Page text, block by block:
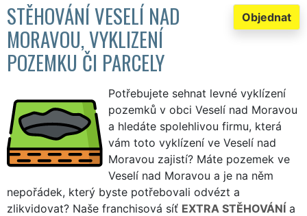
Objednat
STĚHOVÁNÍ VESELÍ NAD
MORAVOU, VYKLIZENÍ
POZEMKU ČI PARCELY
Potřebujete sehnat levné vyklízení
pozemků v obci Veselí nad Moravou
a hledáte spolehlivou firmu, která
vám toto vyklízení ve Veselí nad
Moravou zajistí? Máte pozemek ve
Veselí nad Moravou a je na něm
nepořádek, který byste potřebovali odvézt a
zlikvidovat? Naše franchisová síť EXTRA STĚHOVÁNÍ a